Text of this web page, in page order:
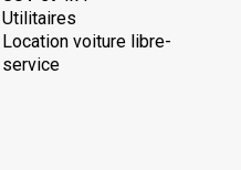
Utilitaires
Location voiture libre-
service